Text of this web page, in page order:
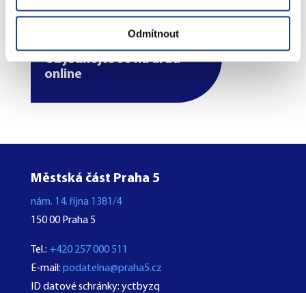
Odmítnout
Objednejte se na úřad
online
Městská část Praha 5
nám. 14. října 1381/4
150 00 Praha 5
Tel.: +420 257 000 511
E-mail: podatelna@praha5.cz
ID datové schránky: yctbyzq